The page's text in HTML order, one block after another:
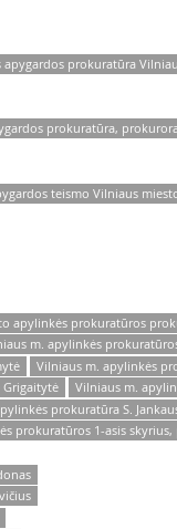
apygardos prokuratūra
prokuratūra,
teismo Vilniaus
apylinkės prokuratūros
m. apylinkės
Vilniaus m. apylinkės
Vilniaus m.
prokuratūra S.
prokuratūros 1-asis